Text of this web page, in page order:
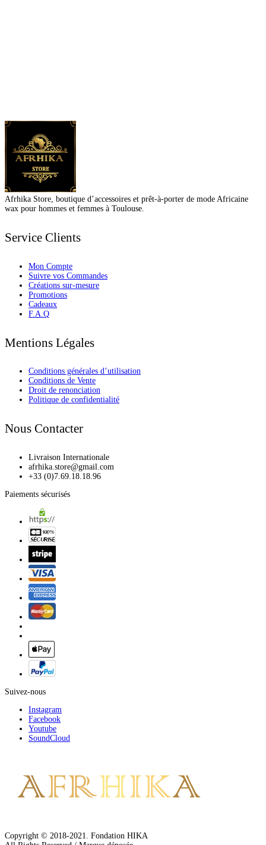
Afrhika Store, boutique d’accessoires et prêt-à-porter de mode Africaine
wax pour hommes et femmes à Toulouse.
Service Clients
Mon Compte
Suivre vos Commandes
Créations sur-mesure
Promotions
Cadeaux
F.A.Q
Mentions Légales
Conditions générales d’utilisation
Conditions de Vente
Droit de renonciation
Politique de confidentialité
Nous Contacter
Livraison Internationale
afrhika.store@gmail.com
+33 (0)7.69.18.18.96
Paiements sécurisés
Suivez-nous
Instagram
Facebook
Youtube
SoundCloud
Copyright © 2018-2021. Fondation HIKA